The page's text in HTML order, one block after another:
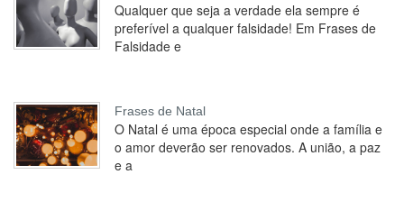
Qualquer que seja a verdade ela sempre é
preferível a qualquer falsidade! Em Frases de
Falsidade e
Frases de Natal
O Natal é uma época especial onde a família e
o amor deverão ser renovados. A união, a paz
e a